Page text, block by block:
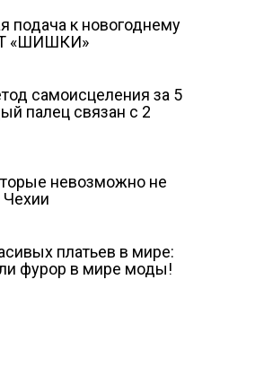
подача к новогоднему
«ШИШКИ»
самоисцеления за 5
палец связан с 2
невозможно не
Чехии
платьев в мире:
фурор в мире моды!